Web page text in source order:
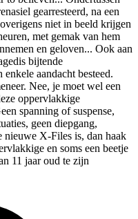
gearresteerd, na een
niet in beeld krijgen
met gemak van hem
en geloven... Ook aan
bijtende
aandacht besteed.
Nee, je moet wel een
oppervlakkige
spanning of suspense,
geen diepgang,
nieuwe X-Files is, dan haak
en soms een beetje
11 jaar oud te zijn